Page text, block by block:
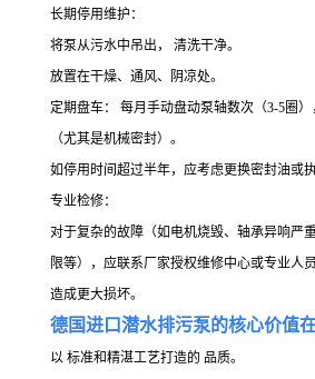
长期停用维护：
将泵从污水中吊出， 清洗干净。
放置在干燥、通风、阴凉处。
定期盘车： 每月手动盘动泵轴数次（3-5圈
（尤其是机械密封）。
如停用时间超过半年，应考虑更换密封油或
专业检修：
对于复杂的故障（如电机烧毁、轴承异响严
限等），应联系厂家授权维修中心或专业人
造成更大损坏。
德国进口潜水排污泵的核心价值在
以 标准和精湛工艺打造的 品质。